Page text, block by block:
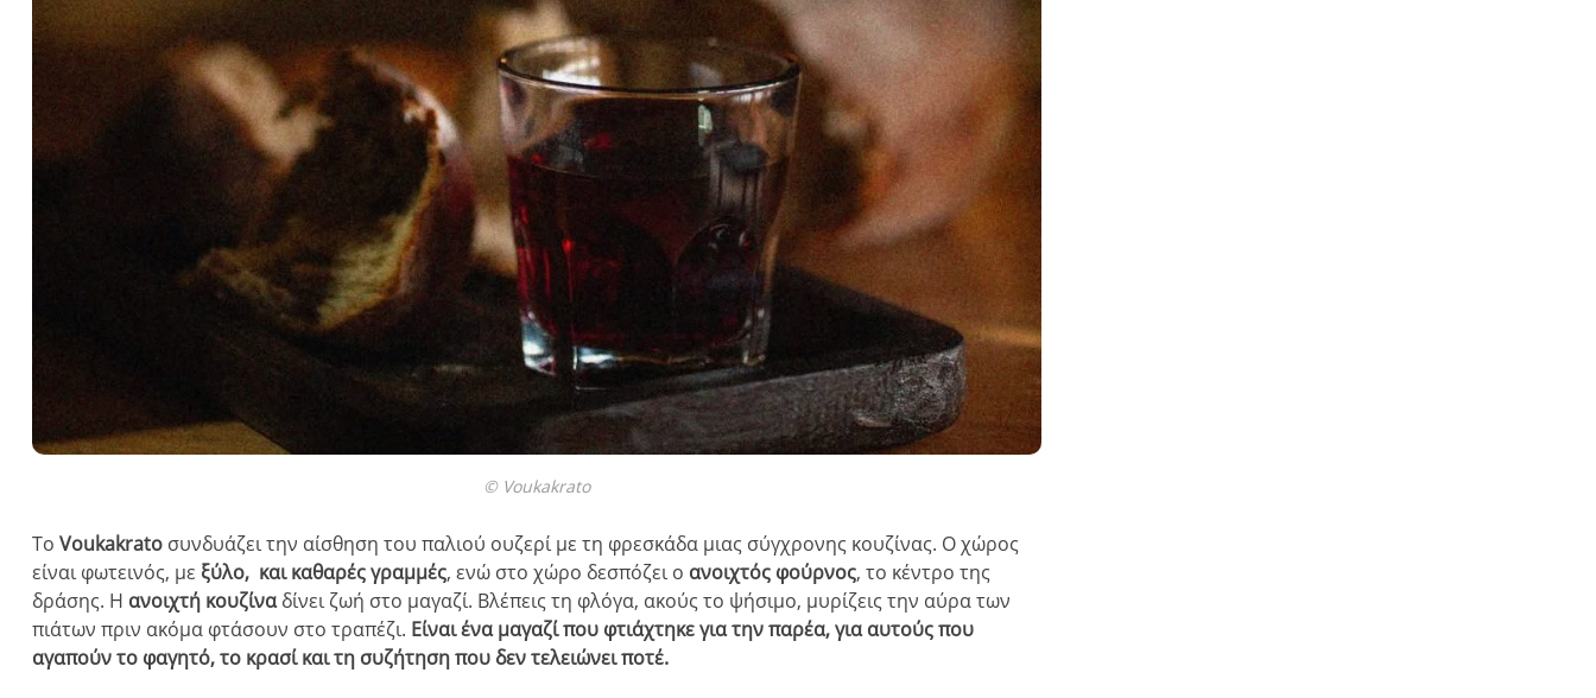
© Voukakrato
Το Voukakratoσυνδυάζει την αίσθηση του παλιού ουζερί με τη φρεσκάδα μιας σύγχρονης κουζίνας. Ο χώρος
είναι φωτεινός, με ξύλο, και καθαρές γραμμές, ενώ στο χώρο δεσπόζει ο ανοιχτός φούρνος, το κέντρο της
δράσης. Η ανοιχτή κουζίναδίνει ζωή στο μαγαζί. Βλέπεις τη φλόγα, ακούς το ψήσιμο, μυρίζεις την αύρα των
πιάτων πριν ακόμα φτάσουν στο τραπέζι. Είναι ένα μαγαζί που φτιάχτηκε για την παρέα, για αυτούς που
αγαπούν το φαγητό, το κρασί και τη συζήτηση που δεν τελειώνει ποτέ.